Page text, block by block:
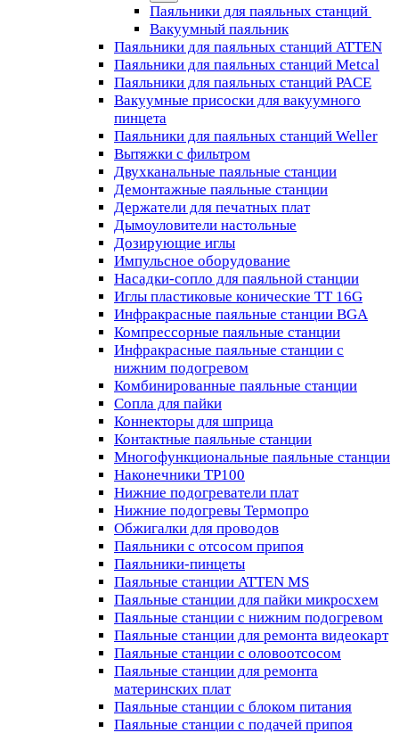
Паяльники для паяльных станций
Вакуумный паяльник
Паяльники для паяльных станций ATTEN
Паяльники для паяльных станций Metcal
Паяльники для паяльных станций PACE
Вакуумные присоски для вакуумного
пинцета
Паяльники для паяльных станций Weller
Вытяжки с фильтром
Двухканальные паяльные станции
Демонтажные паяльные станции
Держатели для печатных плат
Дымоуловители настольные
Дозирующие иглы
Импульсное оборудование
Насадки-сопло для паяльной станции
Иглы пластиковые конические TT 16G
Инфракрасные паяльные станции BGA
Компрессорные паяльные станции
Инфракрасные паяльные станции с
нижним подогревом
Комбинированные паяльные станции
Сопла для пайки
Коннекторы для шприца
Контактные паяльные станции
Многофункциональные паяльные станции
Наконечники TP100
Нижние подогреватели плат
Нижние подогревы Термопро
Обжигалки для проводов
Паяльники с отсосом припоя
Паяльники-пинцеты
Паяльные станции ATTEN MS
Паяльные станции для пайки микросхем
Паяльные станции с нижним подогревом
Паяльные станции для ремонта видеокарт
Паяльные станции с оловоотсосом
Паяльные станции для ремонта
материнских плат
Паяльные станции с блоком питания
Паяльные станции с подачей припоя